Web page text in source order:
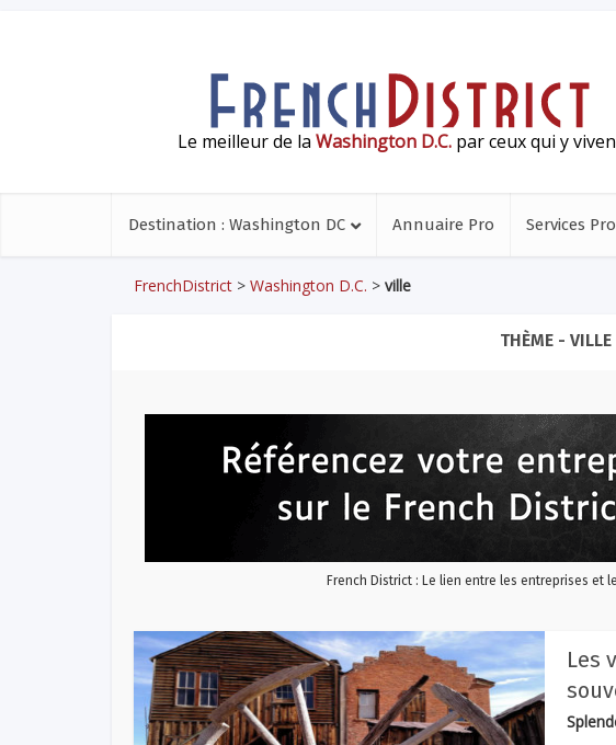
Le meilleur de la Washington D.C. par ceux qui y
Destination : Washington DC Annuaire Pro Services
FrenchDistrict > Washington D.C. > ville
THÈME - VILLE
French District : Le lien entre les entreprises et
Les